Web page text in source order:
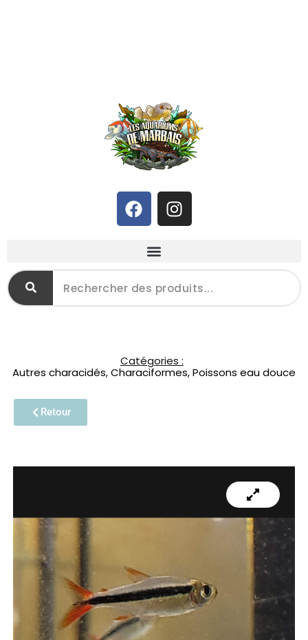
Catégories :
Autres characidés,Characiformes,Poissons eau douce
Retour